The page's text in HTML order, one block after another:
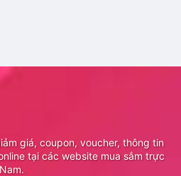
giá, coupon, voucher, thông tin
tại các website mua sắm trực